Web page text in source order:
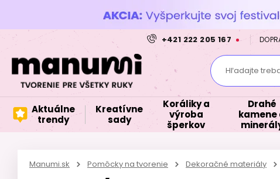
+421 222 205 167
Hľadajte
Aktuálne
trendy
Kreatívne
sady
Koráliky a
výroba
šperkov
Drahé
kamene
Manumi.sk Pomôcky na tvorenie Dekoračné materiály